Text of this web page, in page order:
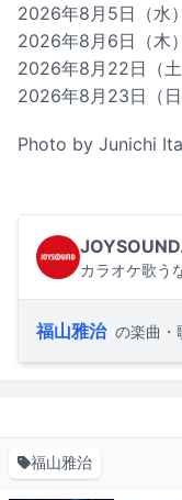
2026年8月5日（水
2026年8月6日（木
2026年8月22日（
2026年8月23日（
Photo by Junichi
カラオケ歌う
福山雅治 の楽曲・
福山雅治